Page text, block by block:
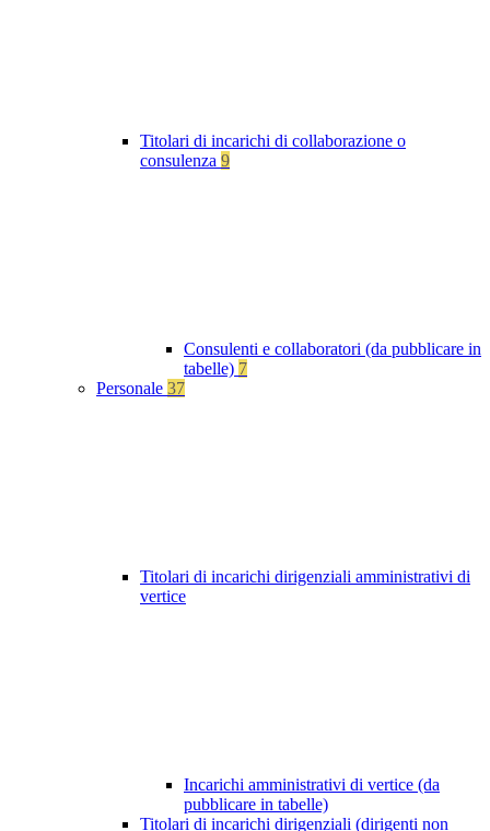
Titolari di incarichi di collaborazione o
consulenza 9
Consulenti e collaboratori (da pubblicare in
tabelle) 7
Personale 37
Titolari di incarichi dirigenziali amministrativi di
vertice
Incarichi amministrativi di vertice (da
pubblicare in tabelle)
Titolari di incarichi dirigenziali (dirigenti non